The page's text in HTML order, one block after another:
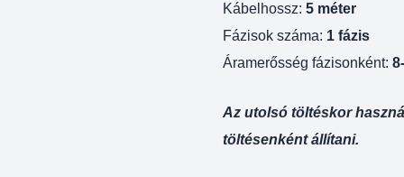
Kábelhossz: 5 méter
Fázisok száma: 1 fázis
Áramerősség fázisonként:
Az utolsó töltéskor
töltésenként állítani.